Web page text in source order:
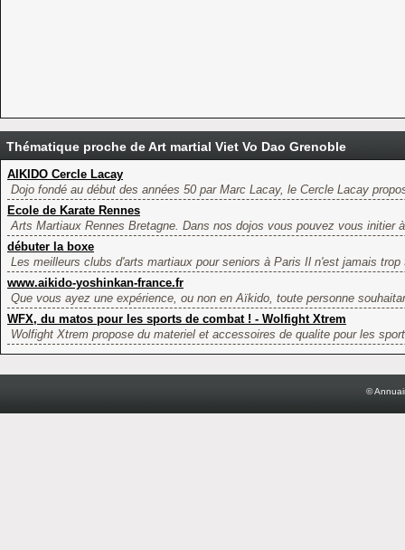
Thématique proche de Art martial Viet Vo Dao Grenoble
AIKIDO Cercle Lacay
Dojo fondé au début des années 50 par Marc Lacay, le Cercle Lacay
Ecole de Karate Rennes
Arts Martiaux Rennes Bretagne. Dans nos dojos vous pouvez vous initier
débuter la boxe
Les meilleurs clubs d'arts martiaux pour seniors à Paris Il n'est jamais trop
www.aikido-yoshinkan-france.fr
Que vous ayez une expérience, ou non en Aïkido, toute personne
WFX, du matos pour les sports de combat ! - Wolfight Xtrem
Wolfight Xtrem propose du materiel et accessoires de qualite pour les
©